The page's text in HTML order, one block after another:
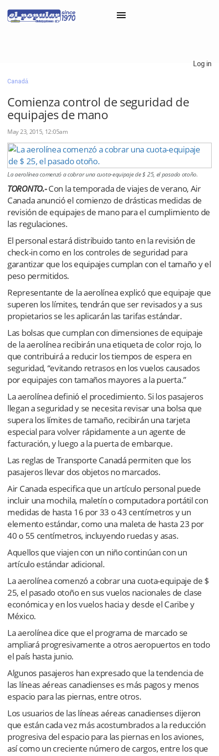
Classifieds
Categorías
Iniciar sesión con Clascal
×
Log in
Canadá
Comienza control de seguridad de
equipajes de mano
May 23, 2015, 12:05am
La aerolínea comenzó a cobrar una cuota-equipaje de $ 25, el pasado otoño.
TORONTO.-Con la temporada de viajes de verano, Air
Canada anunció el comienzo de drásticas medidas de
revisión de equipajes de mano para el cumplimiento de
las regulaciones.
El personal estará distribuido tanto en la revisión de
check-in como en los controles de seguridad para
garantizar que los equipajes cumplan con el tamaño y el
peso permitidos.
Representante de la aerolínea explicó que equipaje que
superen los límites, tendrán que ser revisados ​​y a sus
propietarios se les aplicarán las tarifas estándar.
Las bolsas que cumplan con dimensiones de equipaje
de la aerolínea recibirán una etiqueta de color rojo, lo
que contribuirá a reducir los tiempos de espera en
seguridad, “evitando retrasos en los vuelos causados
por equipajes con tamaños mayores a la puerta.”
La aerolínea definió el procedimiento. Si los pasajeros
llegan a seguridad y se necesita revisar una bolsa que
supera los límites de tamaño, recibirán una tarjeta
especial para volver rápidamente a un agente de
facturación, y luego a la puerta de embarque.
Las reglas de Transporte Canadá permiten que los
pasajeros llevar dos objetos no marcados.
Air Canada especifica que un artículo personal puede
incluir una mochila, maletín o computadora portátil con
medidas de hasta 16 por 33 o 43 centímetros y un
elemento estándar, como una maleta de hasta 23 por
40 o 55 centímetros, incluyendo ruedas y asas.
Aquellos que viajen con un niño continúan con un
artículo estándar adicional.
La aerolínea comenzó a cobrar una cuota-equipaje de $
25, el pasado otoño en sus vuelos nacionales de clase
económica y en los vuelos hacia y desde el Caribe y
México.
La aerolínea dice que el programa de marcado se
ampliará progresivamente a otros aeropuertos en todo
el país hasta junio.
Algunos pasajeros han expresado que la tendencia de
las líneas aéreas canadienses es más pagos y menos
espacio para las piernas, entre otros.
Los usuarios de las líneas aéreas canadienses dijeron
que están cada vez más acostumbrados a la reducción
progresiva del espacio para las piernas en los aviones,
así como un creciente número de cargos, entre los que